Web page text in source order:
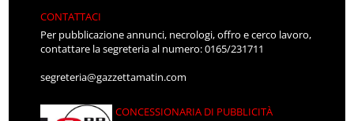
CONTATTACI
Per pubblicazione annunci, necrologi, offro e cerco lavoro,
contattare la segreteria al numero: 0165/231711
segreteria@gazzettamatin.com
CONCESSIONARIA DI PUBBLICITÀ